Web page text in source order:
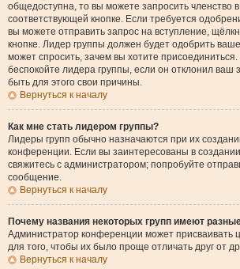
общедоступна, то вы можете запросить членство
соответствующей кнопке. Если требуется
вы можете отправить запрос на вступление,
кнопке. Лидер группы должен будет одобрить ваше
может спросить, зачем вы хотите
беспокойте лидера группы, если он отклонил ваш
быть для этого свои причины.
Вернуться к началу
Как мне стать лидером группы?
Лидеры групп обычно назначаются при их
конференции. Если вы заинтересованы в
свяжитесь с администратором; попробуйте
сообщение.
Вернуться к началу
Почему названия некоторых групп имеют
Администратор конференции может присваивать
для того, чтобы их было проще отличать друг от
Вернуться к началу